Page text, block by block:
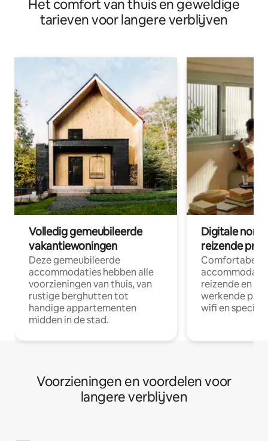
Het comfort van thuis en geweldige
tarieven voor langere verblijven
Volledig gemeubileerde
vakantiewoningen
Deze gemeubileerde
accommodaties hebben alle
voorzieningen van thuis, van
rustige berghutten tot
handige appartementen
midden in de stad.
Digitale
reizende
Comfortabele
reizende en
werkende
wifi en
Voorzieningen en voordelen voor
langere verblijven